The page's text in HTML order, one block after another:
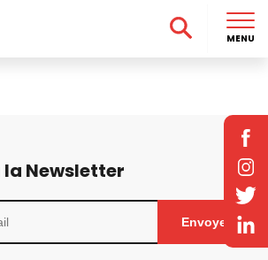
Newsletter
Envoyer
MENU